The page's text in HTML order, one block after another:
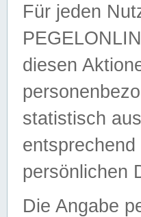
Für jeden
diesen
statistisch
persönlichen
Die Angabe